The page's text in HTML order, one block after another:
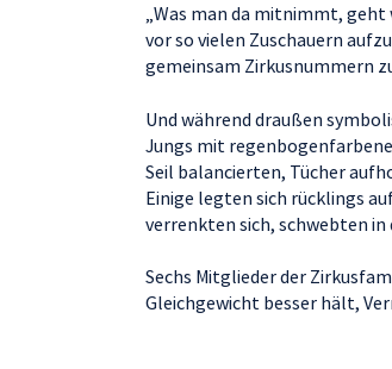
„Was man da mitnimmt, geht
vor so vielen Zuschauern
gemeinsam Zirkusnummern
Und während draußen
Jungs mit
Seil balancierten, Tücher
Einige legten sich rücklings
verrenkten sich, schwebten
Sechs Mitglieder der
Gleichgewicht besser hält,